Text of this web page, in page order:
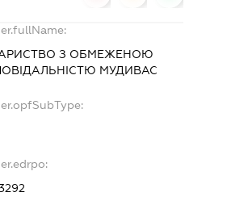
З ОБМЕЖЕНОЮ
МУДИВАС